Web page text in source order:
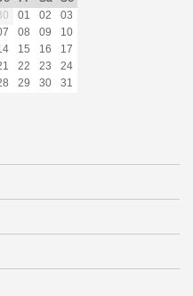
01 02
03
08 09
10
15 16
17
22 23
24
29 30 31